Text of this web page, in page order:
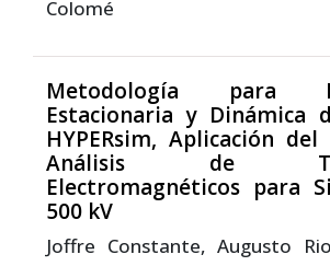
Colomé
Metodología para
Estacionaria y Dinámica
HYPERsim, Aplicación
Análisis de
Electromagnéticos para
500 kV
Joffre Constante, Augusto